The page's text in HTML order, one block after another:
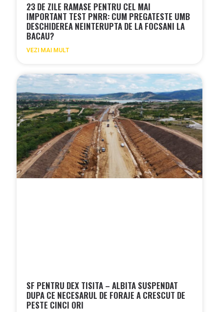
23 DE ZILE RAMASE PENTRU CEL MAI
IMPORTANT TEST PNRR: CUM PREGATESTE UMB
DESCHIDEREA NEINTERUPTA DE LA FOCSANI LA
BACAU?
VEZI MAI MULT
SF PENTRU DEX TISITA – ALBITA SUSPENDAT
DUPA CE NECESARUL DE FORAJE A CRESCUT DE
PESTE CINCI ORI